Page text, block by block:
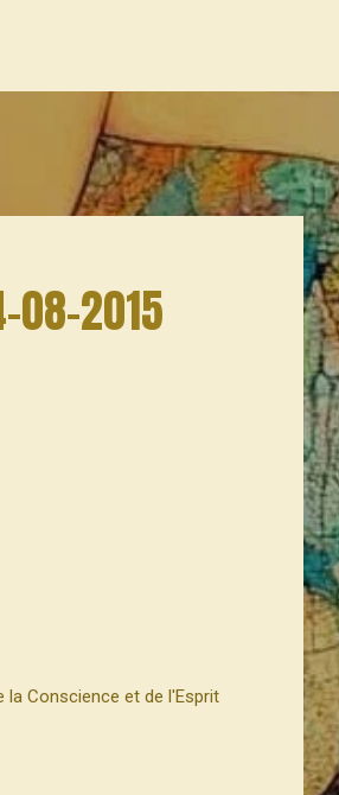
08-2015
la Conscience et de l'Esprit